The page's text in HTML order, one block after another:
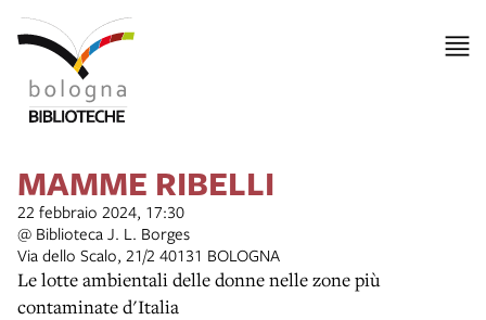
MAMME RIBELLI
22 febbraio 2024, 17:30
@ Biblioteca J. L. Borges
Via dello Scalo, 21/2 40131 BOLOGNA
Le lotte ambientali delle donne nelle zone più
contaminate d'Italia